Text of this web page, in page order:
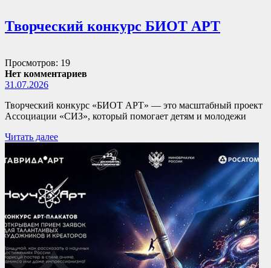
Творческий конкурс БИОТ АРТ
Просмотров: 19
Нет комментариев
31.07.2026
Творческий конкурс «БИОТ АРТ» — это масштабный проект
Ассоциации «СИЗ», который помогает детям и молодежи
Читать далее